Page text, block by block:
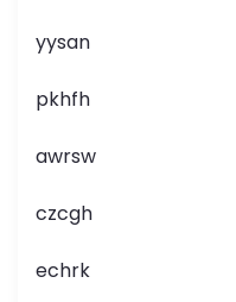
yysan
pkhfh
awrsw
czcgh
echrk